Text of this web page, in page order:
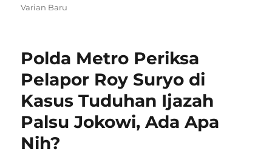
Varian Baru
Polda Metro Periksa
Pelapor Roy Suryo di
Kasus Tuduhan Ijazah
Palsu Jokowi, Ada Apa
Nih?